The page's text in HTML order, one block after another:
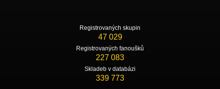
Registrovaných skupin
47 029
Registrovaných fanoušků
227 083
Skladeb v databázi
339 773